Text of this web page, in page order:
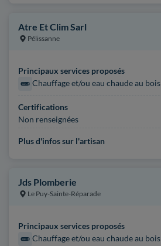
Atre Et Clim Sarl
Pélissanne
Principaux services proposés
Chauffage et/ou eau chaude au bois
Certifications
Non renseignées
Plus d'infos sur l'artisan
Jds Plomberie
Le Puy-Sainte-Réparade
Principaux services proposés
Chauffage et/ou eau chaude au bois